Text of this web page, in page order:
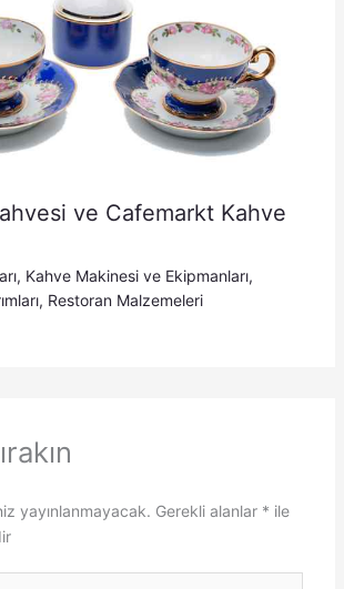
ve Cafemarkt Kahve
, Kahve Makinesi ve Ekipmanları,
, Restoran Malzemeleri
yayınlanmayacak. Gerekli alanlar * ile